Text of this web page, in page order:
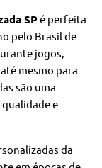
SPé perfeita
pelo Brasil de
jogos,
mesmo para
são uma
e
da